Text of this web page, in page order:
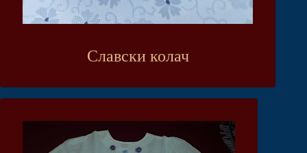
Славски колач